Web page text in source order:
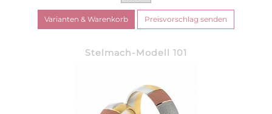
Stelmach-Modell 101